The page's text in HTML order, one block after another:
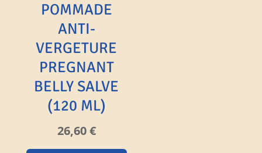
POMMADE
ANTI-
VERGETURE
PREGNANT
BELLY SALVE
(120 ML)
26,60€